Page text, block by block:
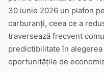
30 iunie 2026 un plafon
carburanți, ceea ce a
traversează frecvent
predictibilitate în
oportunitățile de